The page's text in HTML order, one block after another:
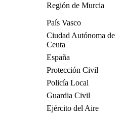
Región de Murcia
País Vasco
Ciudad Autónoma de
Ceuta
España
Protección Civil
Policía Local
Guardia Civil
Ejército del Aire